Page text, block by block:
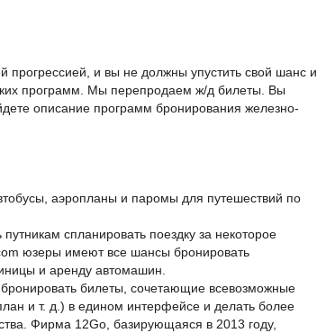
и вы не должны упустить свой шанс и
программ. Мы перепродаем ж/д билеты. Вы
описание программ бронирования железно-
аэропланы и паромы для путешествий по
спланировать поездку за некоторое
юзеры имеют все шансы бронировать
и аренду автомашин.
билеты, сочетающие всевозможные
и т. д.) в едином интерфейсе и делать более
Фирма 12Go, базирующаяся в 2013 году,